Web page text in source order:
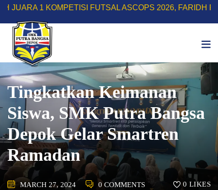
Skip
content
FUTSAL ASCOPS 2026, FARIDH RIZKY
Tingkatkan Keimanan
Siswa, SMK Putra Bangsa
Depok Gelar Smartren
Ramadan
MARCH 27, 2024 0 COMMENTS 0 LIKES